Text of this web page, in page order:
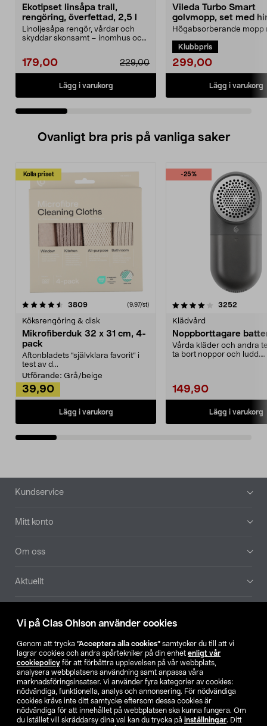
Vi på Clas Ohlson använder cookies
Genom att trycka ”Acceptera alla cookies” samtycker du till att vi
lagrar cookies och andra spårtekniker på din enhet enligt vår
cookiepolicy för att förbättra upplevelsen på vår webbplats,
analysera webbplatsens användning samt anpassa våra
marknadsföringsinsatser. Vi använder fyra kategorier av cookies:
nödvändiga, funktionella, analys och annonsering. För nödvändiga
cookies krävs inte ditt samtycke eftersom dessa cookies är
nödvändiga för att innehållet på webbplatsen ska kunna fungera. Om
du istället vill skräddarsy dina val kan du trycka på inställningar. Ditt
Ekotipset linsåpa trall,
rengöring, överfettad, 2,5 l
Linoljesåpa rengör, vårdar och
skyddar skonsamt – inomhus och
179,00 229,00
Lägg i varukorg
Vileda Turbo Smart
golvmopp, set med
urvridare
Högabsorberande mopp
Smart mopp med hink ...
Klubbpris
299,00
Lägg i varukorg
Ovanligt bra pris på vanliga saker
Kolla priset
3809recensioner (9,97/st)
Köksrengöring & disk
Mikrofiberduk 32 x 31 cm, 4-
pack
Aftonbladets "självklara favorit” i
test av d...
Utförande: Grå/beige
39,90
Lägg i varukorg
-25%
4.0av 5 stjärnor 3252
Klädvård
Noppborttagare
Vårda kläder och andra
ta bort noppor och ludd.
149,90
Lägg i varukorg
4.5av 5 stjärnor
Sidfot
Kundservice
Mitt konto
Om oss
Aktuellt
Hitta butik
SE NO FI